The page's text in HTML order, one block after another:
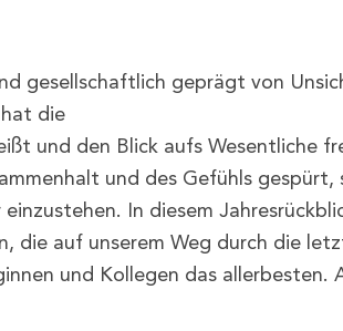
gesellschaftlich geprägt von
hat die
und den Blick aufs Wesentliche
und des Gefühls gespürt,
In diesem
die auf unserem Weg durch die
und Kollegen das allerbesten.